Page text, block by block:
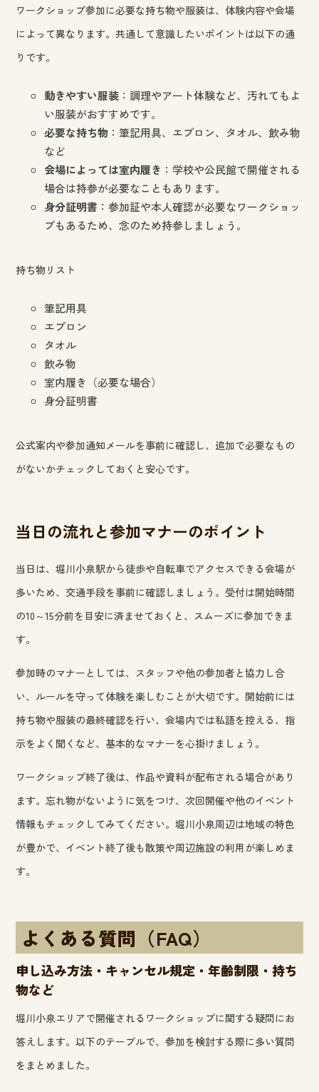
ワークショップ参加に必要な持ち物や服装は、体験内容や会場
によって異なります。共通して意識したいポイントは以下の通
りです。
動きやすい服装 ：調理やアート体験など、汚れてもよ
い服装がおすすめです。
必要な持ち物 ：筆記用具、エプロン、タオル、飲み物
など
会場によっては室内履き ：学校や公民館で開催される
場合は持参が必要なこともあります。
身分証明書 ：参加証や本人確認が必要なワークショッ
プもあるため、念のため持参しましょう。
持ち物リスト
筆記用具
エプロン
タオル
飲み物
室内履き（必要な場合）
身分証明書
公式案内や参加通知メールを事前に確認し、追加で必要なもの
がないかチェックしておくと安心です。
当日の流れと参加マナーのポイント
当日は、堀川小泉駅から徒歩や自転車でアクセスできる会場が
多いため、交通手段を事前に確認しましょう。受付は開始時間
の10～15分前を目安に済ませておくと、スムーズに参加できま
す。
参加時のマナーとしては、スタッフや他の参加者と協力し合
い、ルールを守って体験を楽しむことが大切です。開始前には
持ち物や服装の最終確認を行い、会場内では私語を控える、指
示をよく聞くなど、基本的なマナーを心掛けましょう。
ワークショップ終了後は、作品や資料が配布される場合があり
ます。忘れ物がないように気をつけ、次回開催や他のイベント
情報もチェックしてみてください。堀川小泉周辺は地域の特色
が豊かで、イベント終了後も散策や周辺施設の利用が楽しめま
す。
よくある質問（FAQ）
申し込み方法・キャンセル規定・年齢制限・持ち
物など
堀川小泉エリアで開催されるワークショップに関する疑問にお
答えします。以下のテーブルで、参加を検討する際に多い質問
をまとめました。